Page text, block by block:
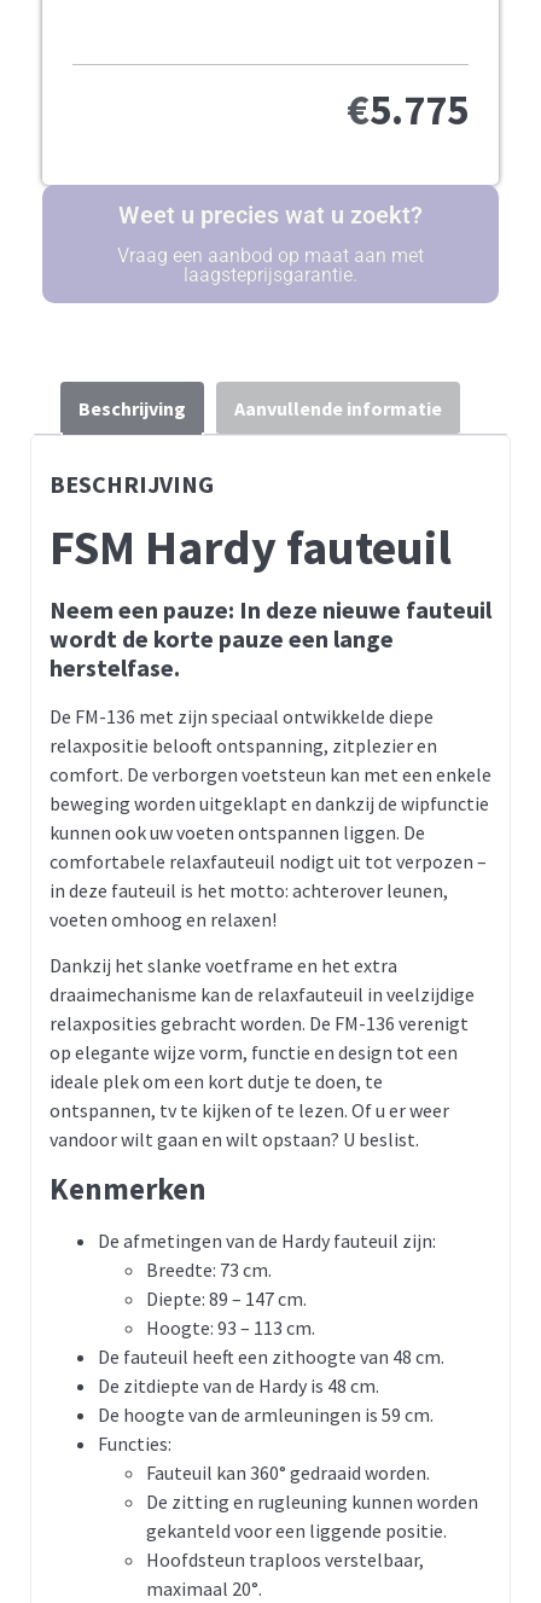
€5.775
Weet u precies wat u zoekt?
Vraag een aanbod op maat aan met
laagsteprijsgarantie.
Beschrijving Aanvullende informatie
BESCHRIJVING
FSM Hardy fauteuil
Neem een pauze: In deze nieuwe fauteuil
wordt de korte pauze een lange
herstelfase.
De FM-136 met zijn speciaal ontwikkelde diepe
relaxpositie belooft ontspanning, zitplezier en
comfort. De verborgen voetsteun kan met een enkele
beweging worden uitgeklapt en dankzij de wipfunctie
kunnen ook uw voeten ontspannen liggen. De
comfortabele relaxfauteuil nodigt uit tot verpozen –
in deze fauteuil is het motto: achterover leunen,
voeten omhoog en relaxen!
Dankzij het slanke voetframe en het extra
draaimechanisme kan de relaxfauteuil in veelzijdige
relaxposities gebracht worden. De FM-136 verenigt
op elegante wijze vorm, functie en design tot een
ideale plek om een kort dutje te doen, te
ontspannen, tv te kijken of te lezen. Of u er weer
vandoor wilt gaan en wilt opstaan? U beslist.
Kenmerken
De afmetingen van de Hardy fauteuil zijn:
Breedte: 73 cm.
Diepte: 89 – 147 cm.
Hoogte: 93 – 113 cm.
De fauteuil heeft een zithoogte van 48 cm.
De zitdiepte van de Hardy is 48 cm.
De hoogte van de armleuningen is 59 cm.
Functies:
Fauteuil kan 360° gedraaid worden.
De zitting en rugleuning kunnen worden
gekanteld voor een liggende positie.
Hoofdsteun traploos verstelbaar,
maximaal 20°.